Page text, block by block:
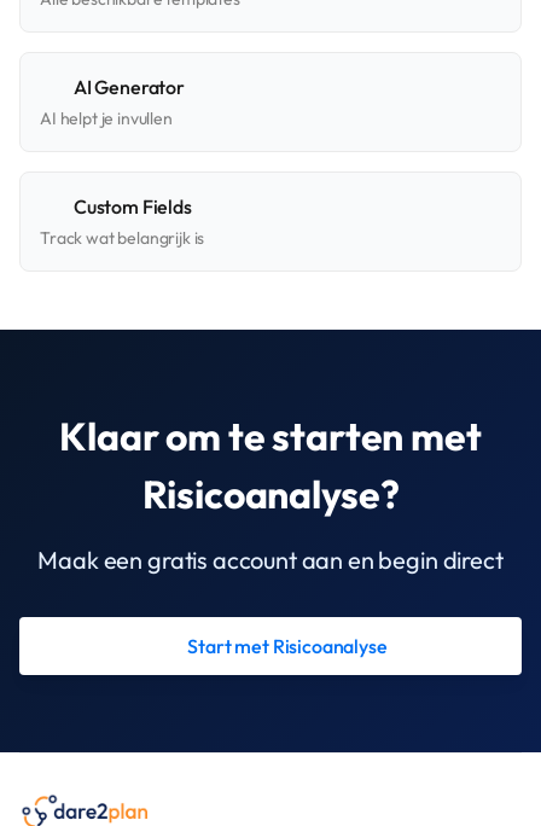
AI Generator
AI helpt je invullen
Custom Fields
Track wat belangrijk is
Klaar om te starten met
Risicoanalyse?
Maak een gratis account aan en begin direct
Start met Risicoanalyse